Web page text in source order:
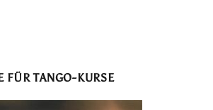
FÜR TANGO-KURSE